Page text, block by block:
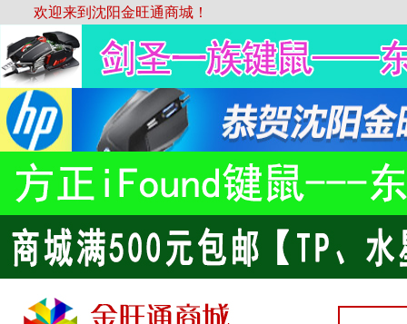
欢迎来到沈阳金旺通商城！